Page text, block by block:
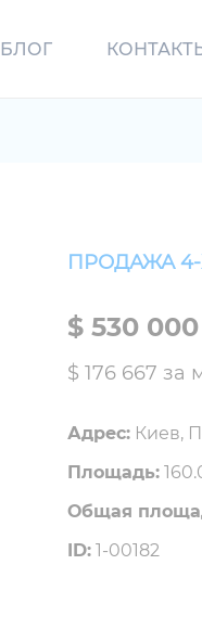
БЛОГ
ПРОДАЖА
$ 530 000
$ 176 667 за
Адрес: Киев,
Площадь:
Общая
ID: 1-00182